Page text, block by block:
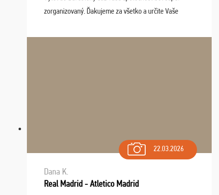
zorganizovaný. Ďakujeme za všetko a určite Vaše
22.03.2026
Dana K.
Real Madrid - Atletico Madrid